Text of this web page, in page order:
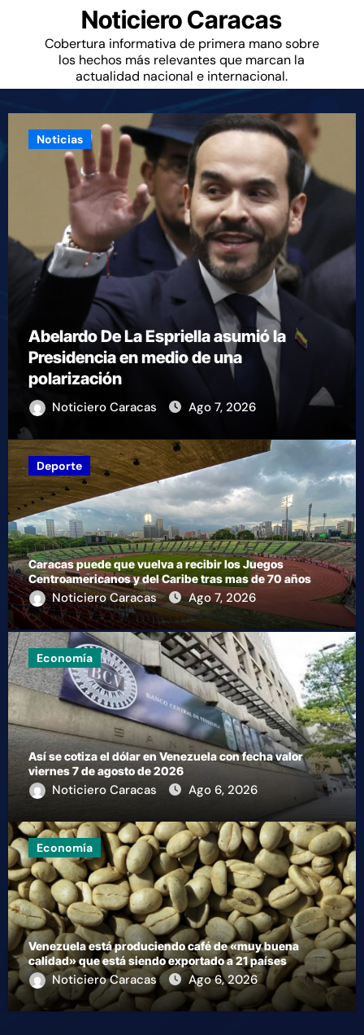
Noticiero Caracas
Cobertura informativa de primera mano sobre
los hechos más relevantes que marcan la
actualidad nacional e internacional.
Noticias
Murió Luka, la perrita de rescate
española que ayudó a buscar
sobrevivientes bajo los escombros tras
los terremotos
Noticiero Caracas Ago 7, 2026
Deporte
Caracas puede que vuelva a recibir los Juegos
Centroamericanos y del Caribe tras mas de 70 años
Noticiero Caracas Ago 7, 2026
Economía
Así se cotiza el dólar en Venezuela con fecha valor
viernes 7 de agosto de 2026
Noticiero Caracas Ago 6, 2026
Economía
Venezuela está produciendo café de «muy buena
calidad» que está siendo exportado a 21 países
Noticiero Caracas Ago 6, 2026